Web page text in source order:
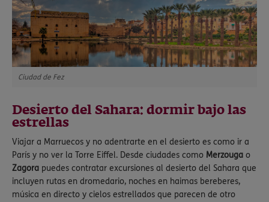
Ciudad de Fez
Desierto del Sahara: dormir bajo las
estrellas
Viajar a Marruecos y no adentrarte en el desierto es como ir a
París y no ver la Torre Eiffel. Desde ciudades como Merzouga o
Zagora puedes contratar excursiones al desierto del Sahara que
incluyen rutas en dromedario, noches en haimas bereberes,
música en directo y cielos estrellados que parecen de otro